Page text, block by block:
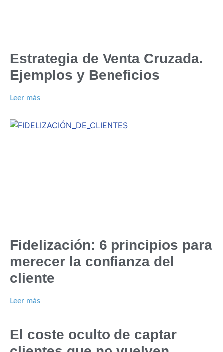
Estrategia de Venta Cruzada.
Ejemplos y Beneficios
Leer más
Fidelización: 6 principios para
merecer la confianza del
cliente
Leer más
El coste oculto de captar